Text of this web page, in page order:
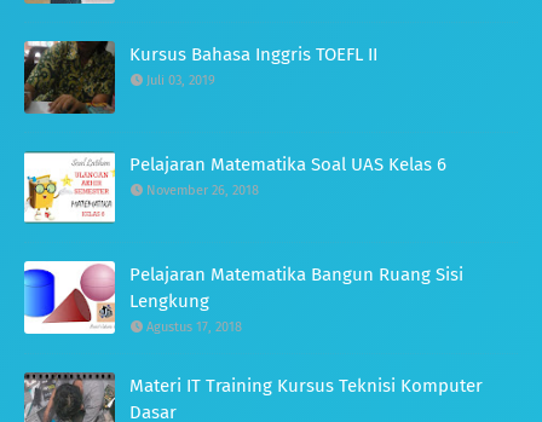
Kursus Bahasa Inggris TOEFL II
Juli 03, 2019
Pelajaran Matematika Soal UAS Kelas 6
November 26, 2018
Pelajaran Matematika Bangun Ruang Sisi
Lengkung
Agustus 17, 2018
Materi IT Training Kursus Teknisi Komputer
Dasar